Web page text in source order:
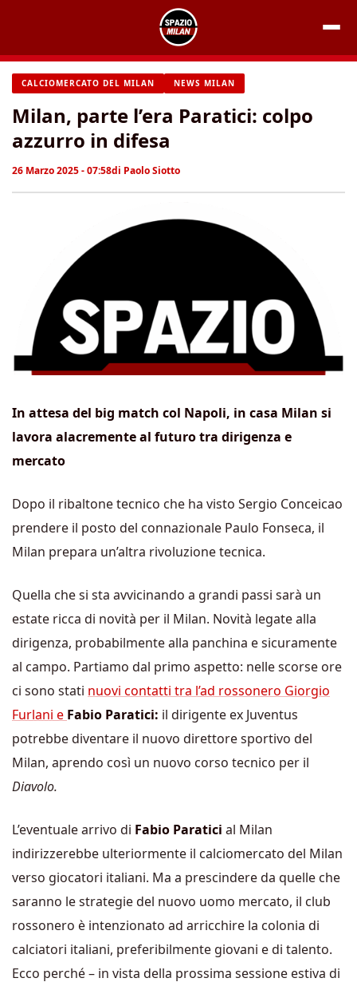
contenuto
CALCIOMERCATO DEL MILAN NEWS MILAN
Milan, parte l’era Paratici: colpo
azzurro in difesa
26 Marzo 2025 - 07:58di Paolo Siotto
In attesa del big match col Napoli, in casa Milan si
lavora alacremente al futuro tra dirigenza e
mercato
Dopo il ribaltone tecnico che ha visto Sergio Conceicao
prendere il posto del connazionale Paulo Fonseca, il
Milan prepara un’altra rivoluzione tecnica.
Quella che si sta avvicinando a grandi passi sarà un
estate ricca di novità per il Milan. Novità legate alla
dirigenza, probabilmente alla panchina e sicuramente
al campo. Partiamo dal primo aspetto: nelle scorse ore
ci sono stati nuovi contatti tra l’ad rossonero Giorgio
Furlani e Fabio Paratici: il dirigente ex Juventus
potrebbe diventare il nuovo direttore sportivo del
Milan, aprendo così un nuovo corso tecnico per il
Diavolo.
L’eventuale arrivo di Fabio Paratici al Milan
indirizzerebbe ulteriormente il calciomercato del Milan
verso giocatori italiani. Ma a prescindere da quelle che
saranno le strategie del nuovo uomo mercato, il club
rossonero è intenzionato ad arricchire la colonia di
calciatori italiani, preferibilmente giovani e di talento.
Ecco perché – in vista della prossima sessione estiva di